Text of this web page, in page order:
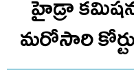
హైడ్రా
మరోసారి